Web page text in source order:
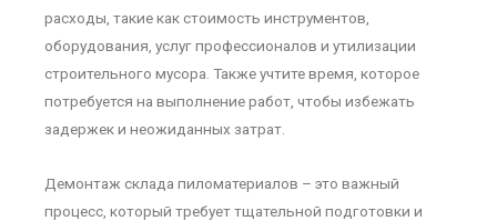
расходы, такие как стоимость инструментов,
оборудования, услуг профессионалов и утилизации
строительного мусора. Также учтите время, которое
потребуется на выполнение работ, чтобы избежать
задержек и неожиданных затрат.
Демонтаж склада пиломатериалов – это важный
процесс, который требует тщательной подготовки и